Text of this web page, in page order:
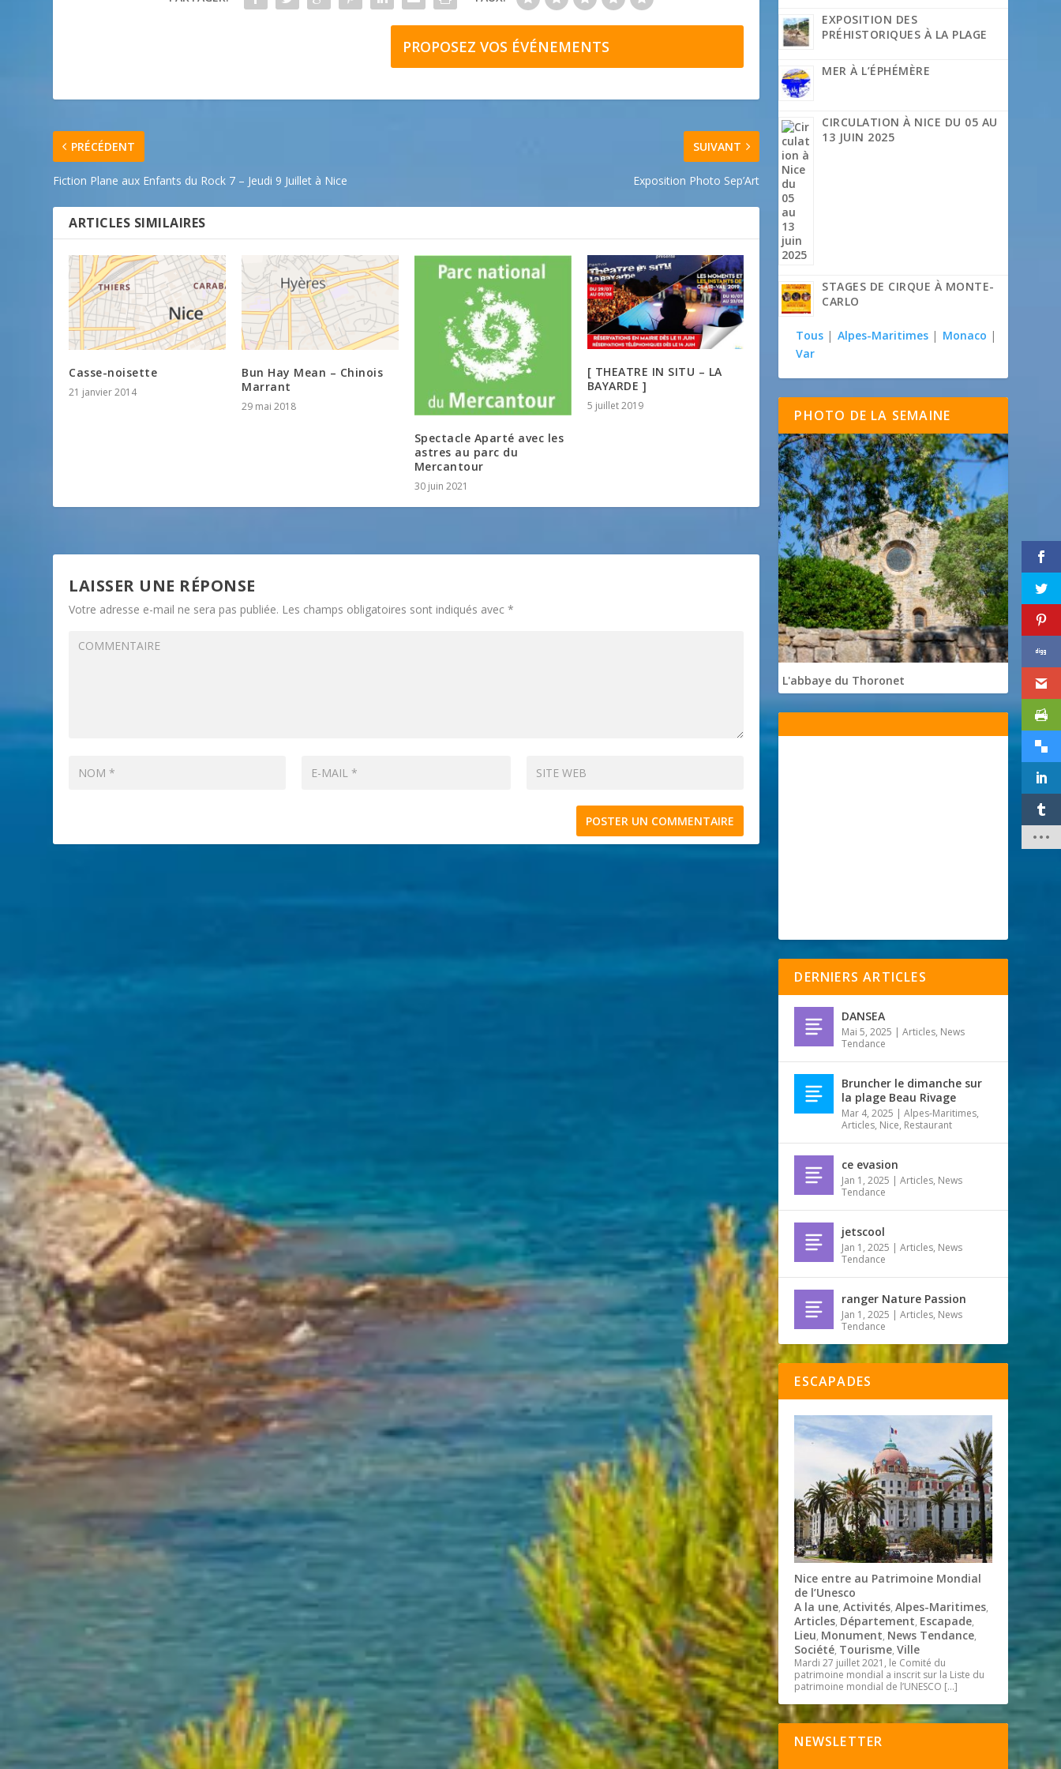
PROPOSEZ VOS ÉVÉNEMENTS
PRÉCÉDENT
Fiction Plane aux Enfants du Rock 7 – Jeudi 9 Juillet à Nice
SUIVANT
Exposition Photo Sep’Art
ARTICLES SIMILAIRES
Casse-noisette
21 janvier 2014
Bun Hay Mean – Chinois
Marrant
29 mai 2018
Spectacle Aparté avec les
astres au parc du
Mercantour
30 juin 2021
[ THEATRE IN SITU – LA
BAYARDE ]
5 juillet 2019
LAISSER UNE RÉPONSE
Votre adresse e-mail ne sera pas publiée. Les champs obligatoires sont indiqués avec*
EXPOSITION DES
PRÉHISTORIQUES À LA PLAGE
MER À L’ÉPHÉMÈRE
CIRCULATION À NICE DU 05 AU
13 JUIN 2025
STAGES DE CIRQUE À MONTE-
CARLO
Tous | Alpes-Maritimes | Monaco |
Var
PHOTO DE LA SEMAINE
L'abbaye du Thoronet
DERNIERS ARTICLES
DANSEA
Mai 5, 2025 |Articles, News
Tendance
Bruncher le dimanche sur
la plage Beau Rivage
Mar 4, 2025 |Alpes-Maritimes,
Articles, Nice, Restaurant
ce evasion
Jan 1, 2025 |Articles, News
Tendance
jetscool
Jan 1, 2025 |Articles, News
Tendance
ranger Nature Passion
Jan 1, 2025 |Articles, News
Tendance
ESCAPADES
Nice entre au Patrimoine Mondial
de l’Unesco
A la une,Activités,Alpes-Maritimes,
Articles, Département, Escapade,
Lieu, Monument, News Tendance,
Société, Tourisme,Ville
Mardi 27 juillet 2021, le Comité du
patrimoine mondial a inscrit sur la Liste du
patrimoine mondial de l’UNESCO […]
NEWSLETTER